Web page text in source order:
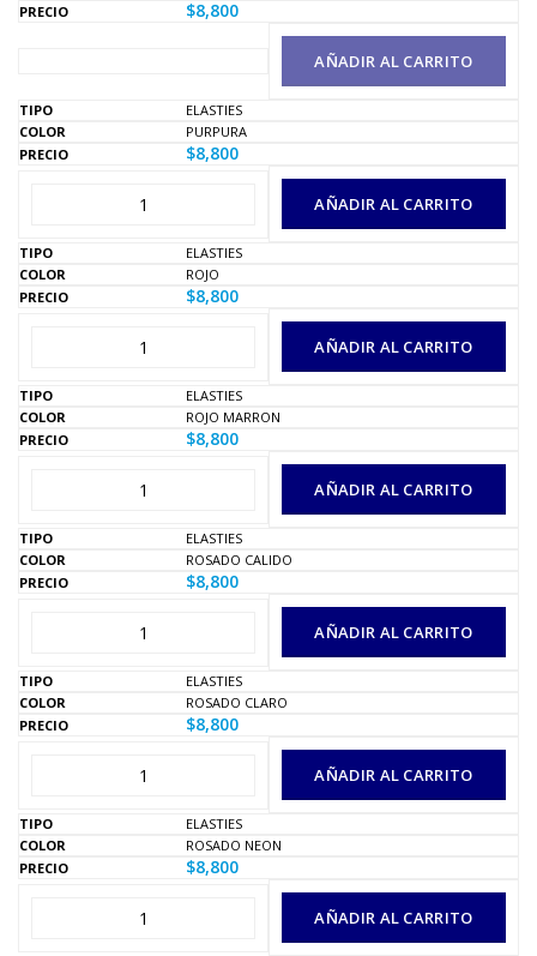
$8,800
AÑADIR AL CARRITO
ELASTIES
PURPURA
$8,800
AÑADIR AL CARRITO
ELASTIES
ROJO
$8,800
AÑADIR AL CARRITO
ELASTIES
ROJO MARRON
$8,800
AÑADIR AL CARRITO
ELASTIES
ROSADO CALIDO
$8,800
AÑADIR AL CARRITO
ELASTIES
ROSADO CLARO
$8,800
AÑADIR AL CARRITO
ELASTIES
ROSADO NEON
$8,800
AÑADIR AL CARRITO